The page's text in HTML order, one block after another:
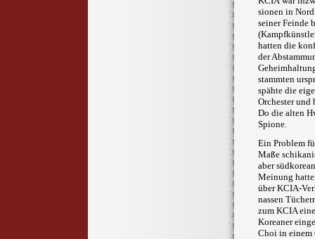
sionen in
seiner Feinde
hatten die
der
stammten
spähte die
Orchester und
Do die alten
Spione.
Ein Problem
Maße
aber
Meinung
über KCIA-
nassen
zum KCIA
Koreaner
Choi in einem